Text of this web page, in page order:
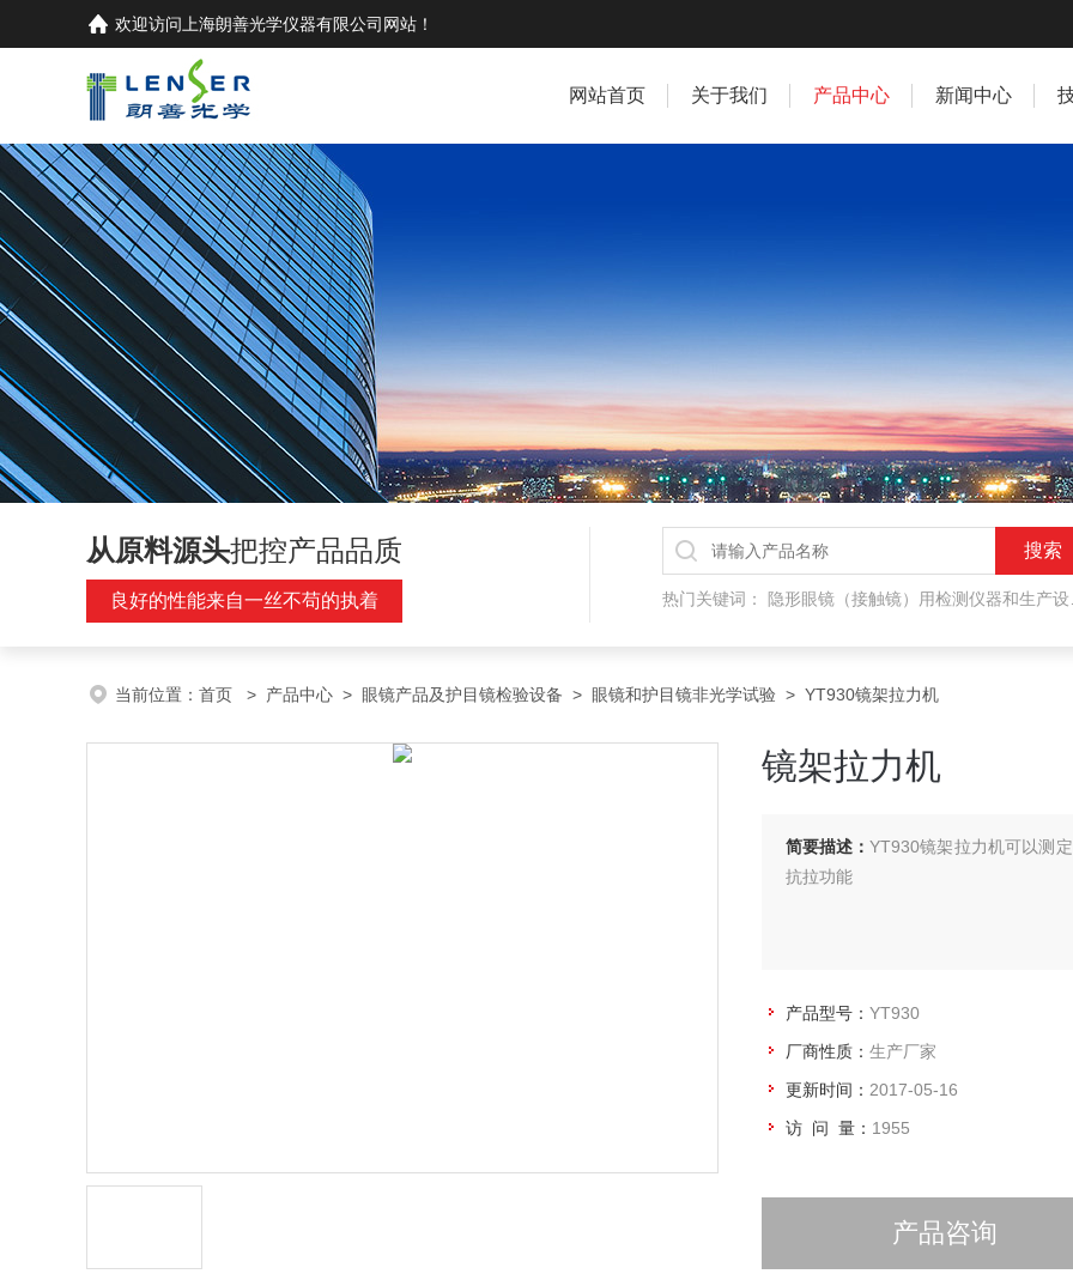
欢迎访问 上海朗善光学仪器有限公司 网站！
网站首页 关于我们 产品中心 新闻中心
从原料源头把控产品品质
良好的性能来自一丝不苟的执着 热门关键词： 隐形眼镜（接触镜）用检测仪器和生产设备，人工晶状体（IOL/ICL）用检测仪器和生产设备，眼镜产品检测仪器，水气处理环保设备
当前位置： 首页 > 产品中心 > 眼镜产品及护目镜检验设备 > 眼镜和护目镜非光学试验 > YT930镜架拉力机
镜架拉力机
简要描述： YT930镜架拉力机可以测
抗拉功能
产品型号： YT930
厂商性质： 生产厂家
更新时间： 2017-05-16
访 问 量： 1955
产品咨询